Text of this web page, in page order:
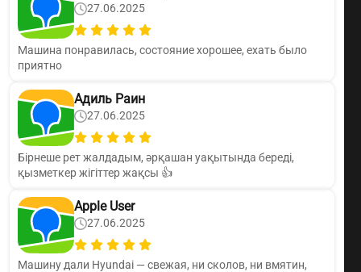
27.06.2025
Машина понравилась, состояние хорошее, ехать было
приятно
Адиль Раин
27.06.2025
Бірнеше рет жалдадым, әрқашан уақытында береді,
қызметкер жігіттер жақсы 👍
Apple User
27.06.2025
Машину дали Hyundai — свежая, ни сколов, ни вмятин,